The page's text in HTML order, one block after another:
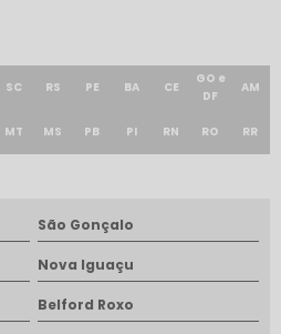
SC RS PE BA CE
GO e
DF
AM
MT MS PB PI RN RO RR
São Gonçalo
Nova Iguaçu
Belford Roxo